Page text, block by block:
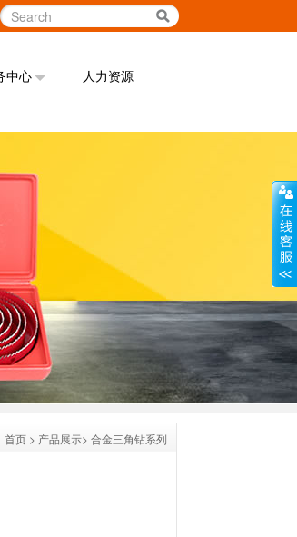
中心 人力资源
首页 > 产品展示> 合金三角钻系列